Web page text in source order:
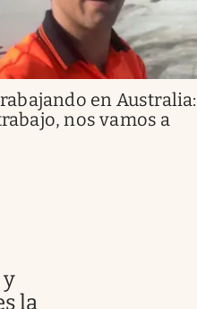
en Australia:
nos vamos a
la